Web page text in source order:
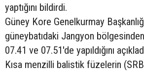
yaptığını bildirdi.
Güney Kore Genelkurmay
güneybatıdaki Jangyon
07.41 ve 07.51'de yapıldığını
Kısa menzilli balistik füzelerin